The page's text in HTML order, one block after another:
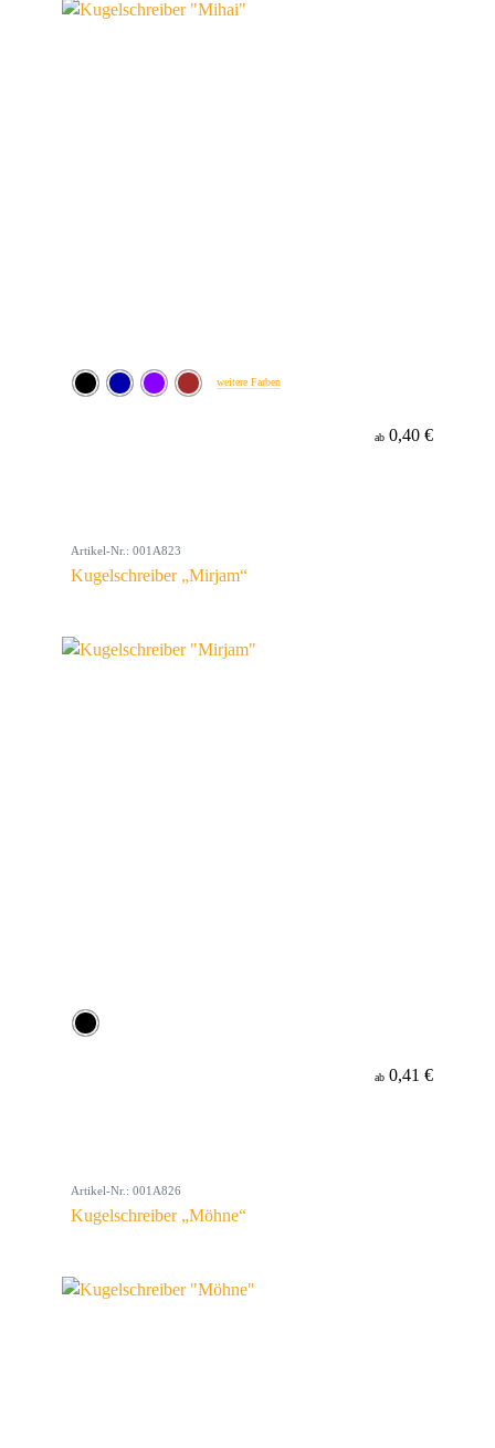
weitere Farben
ab 0,40 €
Artikel-Nr.: 001A823
Kugelschreiber „Mirjam“
ab 0,41 €
Artikel-Nr.: 001A826
Kugelschreiber „Möhne“